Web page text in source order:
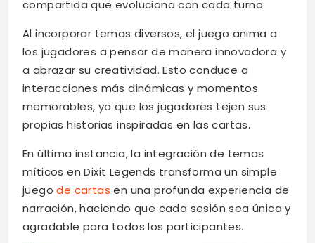
compartida que evoluciona con cada turno.
Al incorporar temas diversos, el juego anima a
los jugadores a pensar de manera innovadora y
a abrazar su creatividad. Esto conduce a
interacciones más dinámicas y momentos
memorables, ya que los jugadores tejen sus
propias historias inspiradas en las cartas.
En última instancia, la integración de temas
míticos en Dixit Legends transforma un simple
juegode cartas en una profunda experiencia de
narración, haciendo que cada sesión sea única y
agradable para todos los participantes.